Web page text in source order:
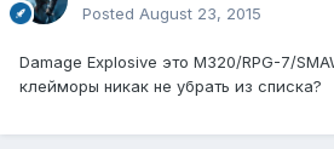
Posted August 23, 2015
Damage Explosive это M320/RPG-7/
клейморы никак не убрать из списка?